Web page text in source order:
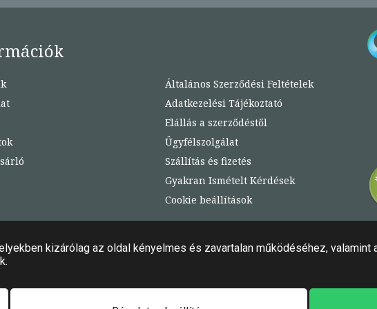
Általános Szerződési Feltételek
Adatkezelési Tájékoztató
Elállás a szerződéstől
Ügyfélszolgálat
Szállítás és fizetés
Gyakran Ismételt Kérdések
Cookie beállítások